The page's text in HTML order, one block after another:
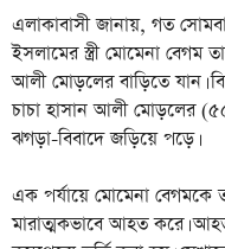
এলাকাবাসী জানায়, গত
ইসলামের স্ত্রী মোমেনা বেগম
আলী মোড়লের বাড়িতে যান।
চাচা হাসান আলী মোড়লের
ঝগড়া-বিবাদে জড়িয়ে পড়ে।
এক পর্যায়ে মোমেনা বেগমকে
মারাত্মকভাবে আহত করে।